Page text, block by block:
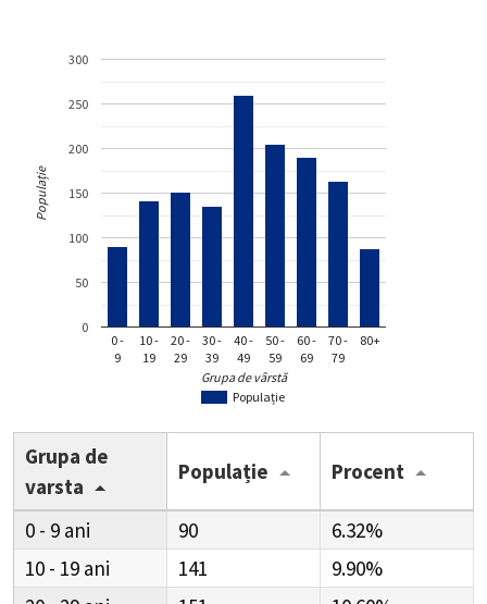
Populație
0 -
9
10 -
19
20 -
29
30 -
39
40 -
49
50 -
59
60 -
69
70 -
79
80+
0
50
100
150
200
250
300
Grupa de vârstă
Populație
Grupa de
varsta
Populație Procent
0 - 9 90
6.32%
10 - 19
141
9.90%